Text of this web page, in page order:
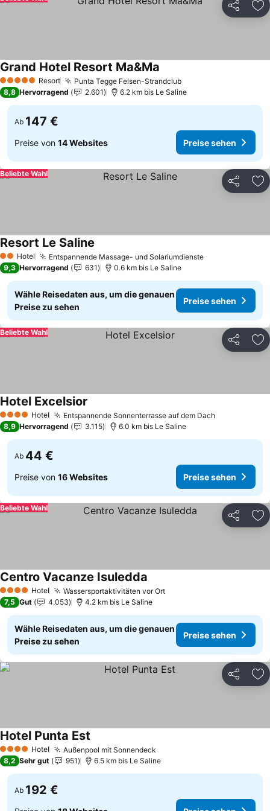
Teilen
5 Sterne Resort Punta Tegge Felsen-StrandclubPreise sehen
Grand Hotel Resort Ma&Ma
8,8 Hervorragend 2.601 6.2 km bis Le Saline
Ab 147 €
Preise von 14 Websites Preise sehen
Teilen
Beliebte Wahl
2 Sterne
Hotel Entspannende Massage- und SolariumdienstePreise sehen
Resort Le Saline
9,3 Hervorragend 631 0.6 km bis Le Saline
Wähle Reisedaten aus, um die genauen
Preise zu sehen
Preise sehen
Teilen
Beliebte Wahl
4 Sterne Hotel Entspannende Sonnenterrasse auf dem DachPreise
Hotel Excelsior
8,9 Hervorragend 3.115 6.0 km bis Le Saline
Ab 44 €
Preise von 16 Websites Preise sehen
Teilen
Beliebte Wahl
4 Sterne Hotel Wassersportaktivitäten vor OrtPreise sehen
Centro Vacanze Isuledda
7,5 Gut 4.053 4.2 km bis Le Saline
Wähle Reisedaten aus, um die genauen
Preise zu sehen
Preise sehen
Teilen
4 Sterne Hotel Außenpool mit Sonnendeck
Hotel Punta Est
8,2 Sehr gut 951 6.5 km bis Le Saline
Ab 192 €